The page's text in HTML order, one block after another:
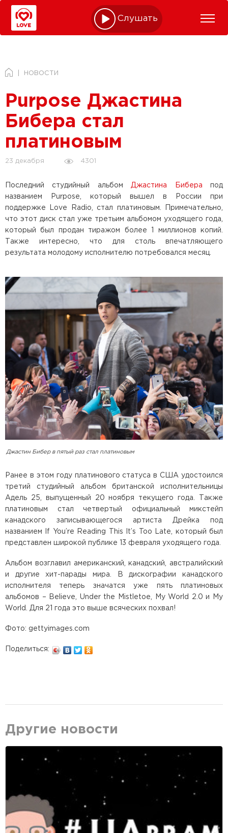
Слушать online
НОВОСТИ
Purpose Джастина
Бибера стал
платиновым
23 декабря 4301
Последний студийный альбом Джастина Бибера под
названием Purpose, который вышел в России при
поддержке Love Radio, стал платиновым. Примечательно,
что этот диск стал уже третьим альбомом уходящего года,
который был продан тиражом более 1 миллионов копий.
Также интересно, что для столь впечатляющего
результата молодому исполнителю потребовался месяц.
Джастин Бибер в пятый раз стал платиновым
Ранее в этом году платинового статуса в США удостоился
третий студийный альбом британской исполнительницы
Адель 25, выпущенный 20 ноября текущего года. Также
платиновым стал четвертый официальный микстейп
канадского записывающегося артиста Дрейка под
названием If You’re Reading This It’s Too Late, который был
представлен широкой публике 13 февраля уходящего года.
Альбом возглавил американский, канадский, австралийский
и другие хит-парады мира. В дискографии канадского
исполнителя теперь значатся уже пять платиновых
альбомов – Believe, Under the Mistletoe, My World 2.0 и My
World. Для 21 года это выше всяческих похвал!
Фото: gettyimages.com
Поделиться:
Другие новости